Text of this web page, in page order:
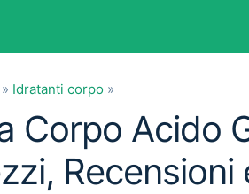
» Idratanti corpo »
Corpo Acido